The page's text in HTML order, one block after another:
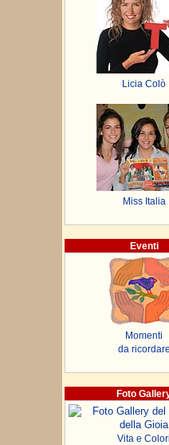
Licia Colò
Miss Italia
Eventi
Momenti
da ricordare
Foto
Vita e Colori